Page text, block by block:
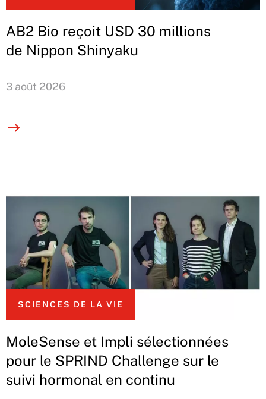
AB2 Bio reçoit USD 30 millions
de Nippon Shinyaku
3 août 2026
SCIENCES DE LA VIE
MoleSense et Impli sélectionnées
pour le SPRIND Challenge sur le
suivi hormonal en continu